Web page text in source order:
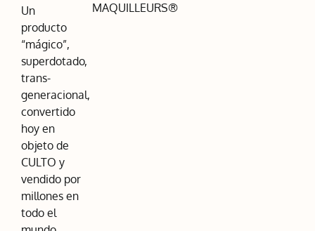
Un
producto
“mágico”,
superdotado,
trans-
generacional,
convertido
hoy en
objeto de
CULTO y
vendido por
millones en
todo el
MAQUILLEURS®